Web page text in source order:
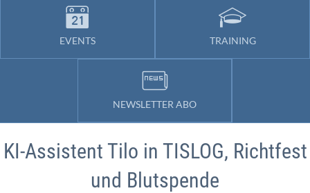
EVENTS TRAINING
NEWSLETTER ABO
KI-Assistent Tilo in TISLOG, Richtfest
und Blutspende